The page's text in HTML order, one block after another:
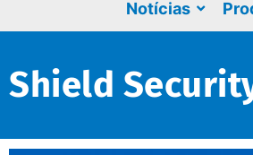
Notícias
Shield